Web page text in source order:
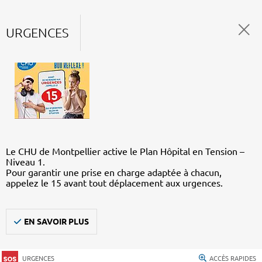
URGENCES
Le CHU de Montpellier active le Plan Hôpital en Tension –
Niveau 1.
Pour garantir une prise en charge adaptée à chacun,
appelez le 15 avant tout déplacement aux urgences.
EN SAVOIR PLUS
URGENCES ACCÈS RAPIDES